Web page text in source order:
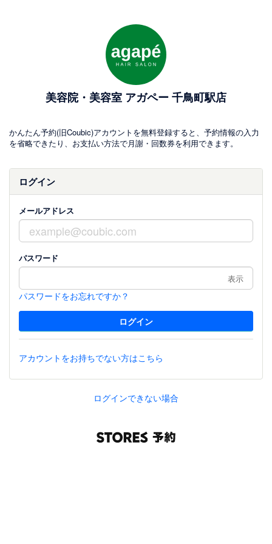
美容院・美容室 アガペー 千鳥町駅店
かんたん予約(旧Coubic)アカウントを無料登録すると、予約情報の入力
を省略できたり、お支払い方法で月謝・回数券を利用できます。
ログイン
メールアドレス
パスワード
表示
パスワードをお忘れですか？
アカウントをお持ちでない方はこちら
ログインできない場合